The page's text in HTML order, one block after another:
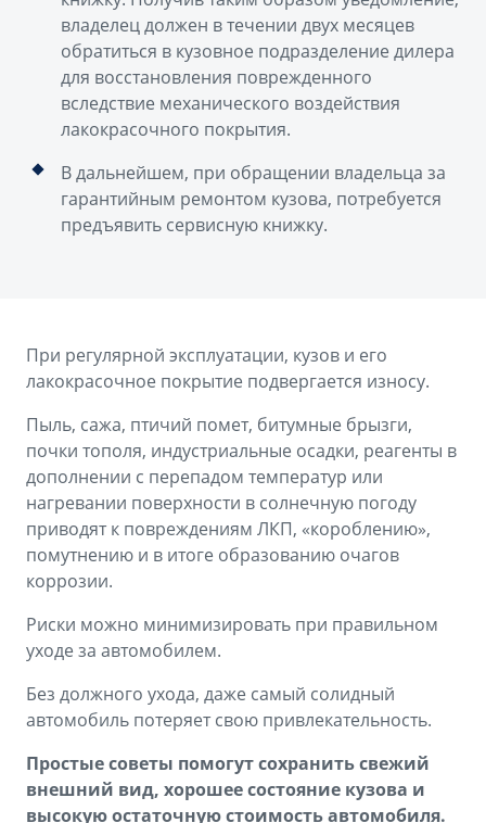
владелец должен в течении двух месяцев
обратиться в кузовное подразделение дилера
для восстановления поврежденного
вследствие механического воздействия
лакокрасочного покрытия.
В дальнейшем, при обращении владельца за
гарантийным ремонтом кузова, потребуется
предъявить сервисную книжку.
При регулярной эксплуатации, кузов и его
лакокрасочное покрытие подвергается износу.
Пыль, сажа, птичий помет, битумные брызги,
почки тополя, индустриальные осадки, реагенты в
дополнении с перепадом температур или
нагревании поверхности в солнечную погоду
приводят к повреждениям ЛКП, «короблению»,
помутнению и в итоге образованию очагов
коррозии.
Риски можно минимизировать при правильном
уходе за автомобилем.
Без должного ухода, даже самый солидный
автомобиль потеряет свою привлекательность.
Простые советы помогут сохранить свежий
внешний вид, хорошее состояние кузова и
высокую остаточную стоимость автомобиля.